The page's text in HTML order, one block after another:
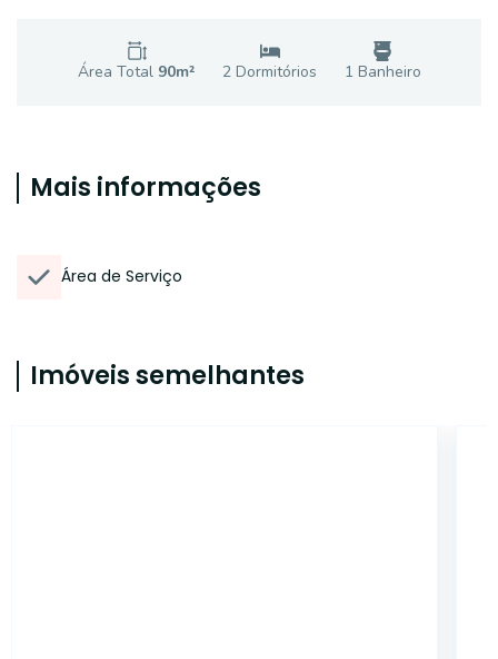
Área Total 90m² 2 Dormitórios 1 Banheiro
Mais informações
Área de Serviço
Imóveis semelhantes